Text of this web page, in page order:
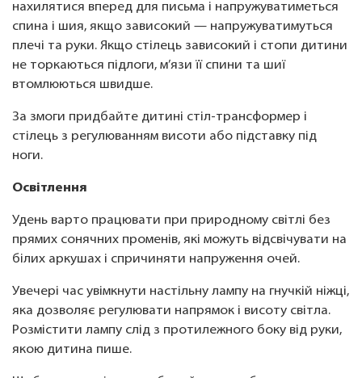
нахилятися вперед для письма і напружуватиметься
спина і шия, якщо зависокий — напружуватимуться
плечі та руки. Якщо стілець зависокий і стопи дитини
не торкаються підлоги, м’язи її спини та шиї
втомлюються швидше.
За змоги придбайте дитині стіл-трансформер і
стілець з регулюванням висоти або підставку під
ноги.
Освітлення
Удень варто працювати при природному світлі без
прямих сонячних променів, які можуть відсвічувати на
білих аркушах і спричиняти напруження очей.
Увечері час увімкнути настільну лампу на гнучкій ніжці,
яка дозволяє регулювати напрямок і висоту світла.
Розмістити лампу слід з протилежного боку від руки,
якою дитина пише.